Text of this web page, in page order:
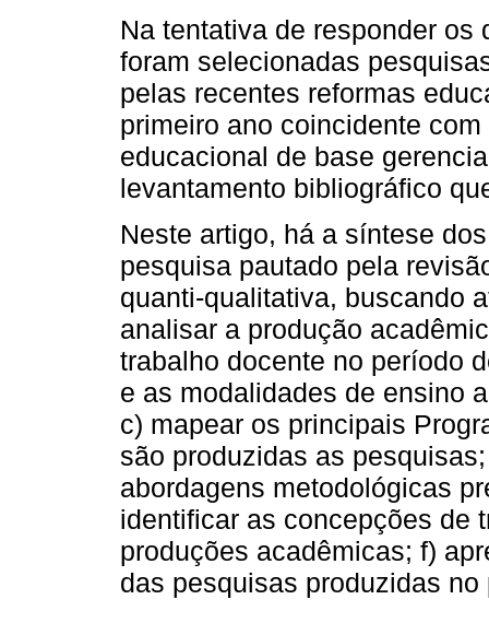
Na tentativa de responder
foram selecionadas
pelas recentes reformas
primeiro ano coincidente
educacional de base
levantamento bibliográfico
Neste artigo, há a síntese
pesquisa pautado pela
quanti-qualitativa, buscando
analisar a produção
trabalho docente no período
e as modalidades de ensino
c) mapear os principais
são produzidas as
abordagens metodológicas
identificar as concepções de
produções acadêmicas; f)
das pesquisas produzidas no